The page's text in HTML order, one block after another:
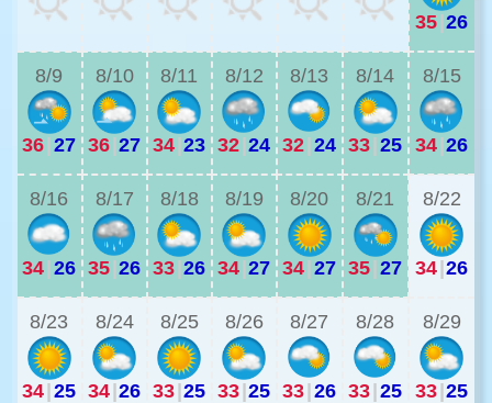
35|26
8/9
36|27
8/10
36|27
8/11
34|23
8/12
32|24
8/13
32|24
8/14
33|25
8/15
34|26
8/16
34|26
8/17
35|26
8/18
33|26
8/19
34|27
8/20
34|27
8/21
35|27
8/22
34|26
8/23
34|25
8/24
34|26
8/25
33|25
8/26
33|25
8/27
33|26
8/28
33|25
8/29
33|25